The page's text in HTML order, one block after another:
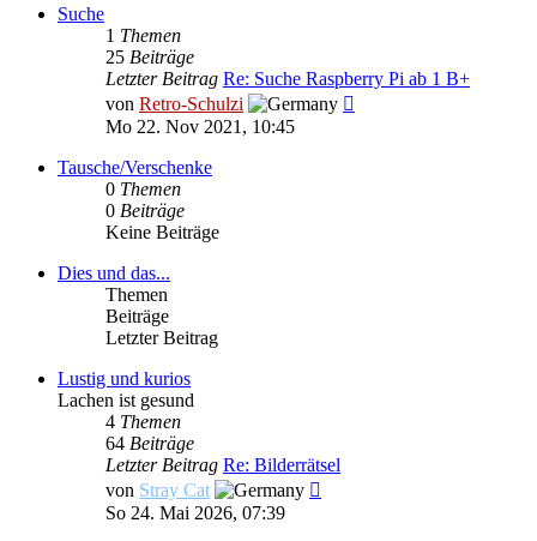
Suche
1 Themen
25 Beiträge
Letzter Beitrag Re: Suche Raspberry Pi ab 1 B+
von Retro-Schulzi
Mo 22. Nov 2021, 10:45
Tausche/Verschenke
0 Themen
0 Beiträge
Keine Beiträge
Dies und das...
Themen
Beiträge
Letzter Beitrag
Lustig und kurios
Lachen ist gesund
4 Themen
64 Beiträge
Letzter Beitrag Re: Bilderrätsel
von Stray Cat
So 24. Mai 2026, 07:39